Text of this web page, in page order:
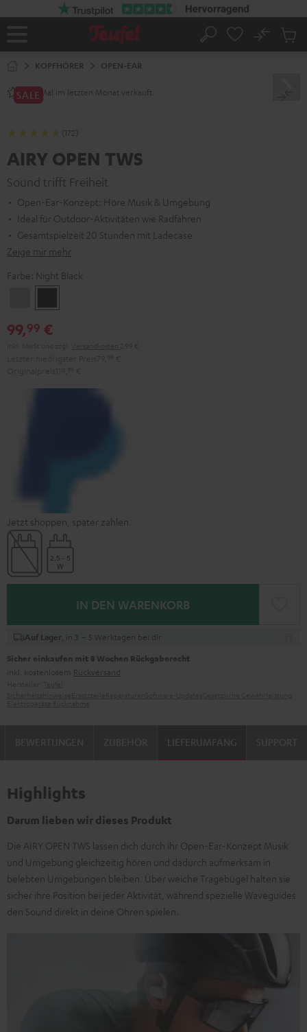
Startseite
Suche
No
KOPFHÖRER OPEN-EAR
240+Mal im letzten Monat verkauft.
SALE
(172)
AIRY OPEN TWS
Sound trifft Freiheit
Open-Ear-Konzept: Höre Musik & Umgebung
Ideal für Outdoor-Aktivitäten wie Radfahren
Gesamtspielzeit 20 Stunden mit Ladecase
Zeige mir mehr
Farbe: Night Black
Gray
Black
99,99 €
Jetzt shoppen, später zahlen.
IN DEN WARENKORB
Auf Lager , in 3 – 5 Werktagen bei dir
Sicher einkaufen mit 8 Wochen Rückgaberecht
inkl. kostenlosem Rückversand
LIEFERUMFANG
Highlights
Darum lieben wir dieses Produkt
Die AIRY OPEN TWS lassen dich durch ihr Open-Ear-Konzept Musik
und Umgebung gleichzeitig hören und dadurch aufmerksam in
belebten Umgebungen bleiben. Über weiche Tragebügel halten sie
sicher ihre Position bei jeder Aktivität, während spezielle Waveguides
den Sound direkt in deine Ohren spielen.